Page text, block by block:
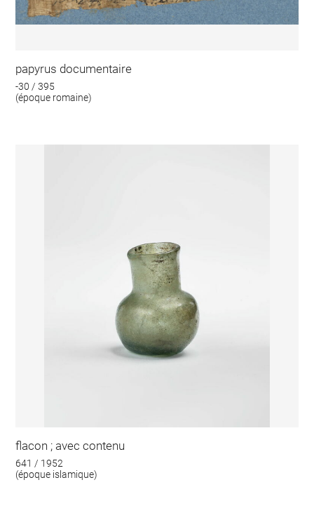
papyrus documentaire
-30 / 395
(époque romaine)
flacon ; avec contenu
641 / 1952
(époque islamique)